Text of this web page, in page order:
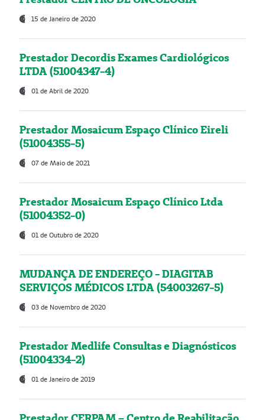
15 de Janeiro de 2020
Prestador Decordis Exames Cardiológicos
LTDA (51004347-4)
01 de Abril de 2020
Prestador Mosaicum Espaço Clínico Eireli
(51004355-5)
07 de Maio de 2021
Prestador Mosaicum Espaço Clínico Ltda
(51004352-0)
01 de Outubro de 2020
MUDANÇA DE ENDEREÇO - DIAGITAB
SERVIÇOS MÉDICOS LTDA (54003267-5)
03 de Novembro de 2020
Prestador Medlife Consultas e Diagnósticos
(51004334-2)
01 de Janeiro de 2019